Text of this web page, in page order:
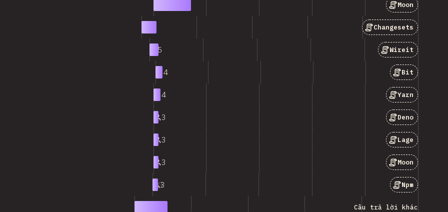
Moon
Changesets
Wireit
5
Bit
4
Yarn
4
7 Deno
3
8 Lage
3
9 Moon
3
10 Npm
3
Câu trả lời khác